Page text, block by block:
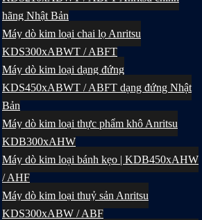
hãng Nhật Bản
Máy dò kim loại chai lọ Anritsu
KDS300xABWT / ABFT
Máy dò kim loại dạng đứng
KDS450xABWT / ABFT dạng đứng Nhật
Bản
Máy dò kim loại thực phẩm khô Anritsu
KDB300xAHW
Máy dò kim loại bánh kẹo | KDB450xAHW
/ AHF
Máy dò kim loại thuỷ sản Anritsu
KDS300xABW / ABF